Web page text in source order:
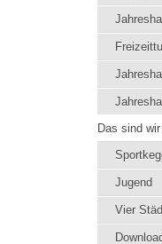
Das sind wir
Jugend
Vier